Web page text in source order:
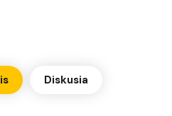
Diskusia